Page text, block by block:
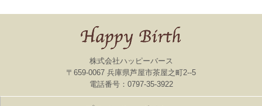
株式会社ハッピーバース
〒659-0067 兵庫県芦屋市茶屋之町2--5
電話番号：0797-35-3922